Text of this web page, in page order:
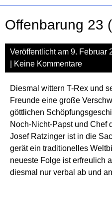
Offenbarung 23
Veröffentlicht am 9. Februar
Keine Kommentare
Diesmal wittern T-Rex und
Freunde eine große
göttlichen
Noch-Nicht-Papst und Chef
Josef Ratzinger ist in die
gerät ein traditionelles
neueste Folge ist erfreulich
diesmal nur verbal ab und